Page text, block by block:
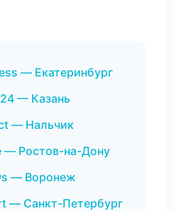
— Екатеринбург
— Казань
— Нальчик
— Ростов-на-Дону
— Воронеж
— Санкт-Петербург